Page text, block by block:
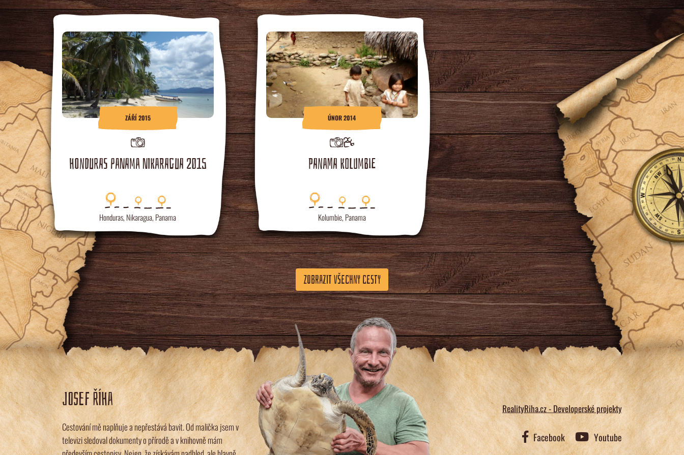
ZÁŘÍ 2015
HONDURAS PANAMA NIKARAGUA 2015
Honduras, Nikaragua, Panama
ÚNOR 2014
PANAMA KOLUMBIE
Kolumbie, Panama
ZOBRAZIT VŠECHNY CESTY
JOSEF ŘÍHA
Cestování mě naplňuje a nepřestává bavit. Od malička jsem v
televizi sledoval dokumenty o přírodě a v knihovně mám
RealityRiha.cz - Developerské projekty
Facebook Youtube